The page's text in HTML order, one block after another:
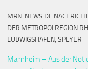
MRN-NEWS.DE
DER METROPOLREGION
LUDWIGSHAFEN, SPEYER
Mannheim – Aus der Not